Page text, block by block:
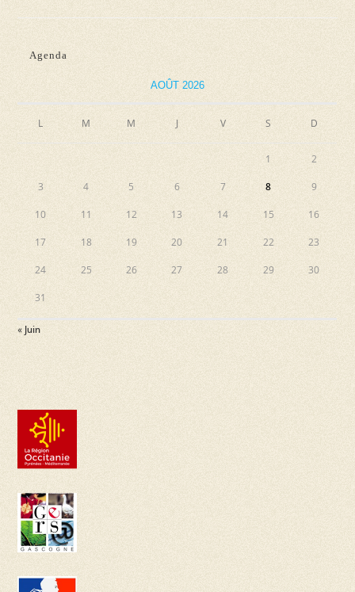
Galantes
Agenda
AOÛT 2026
L M M J V S D
1 2
3 4 5 6 7 8 9
10 11 12 13 14 15 16
17 18 19 20 21 22 23
24 25 26 27 28 29 30
31
« Juin